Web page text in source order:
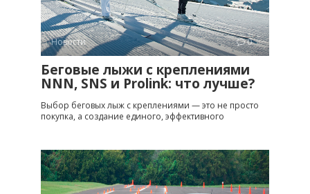
Новости 0
Беговые лыжи с креплениями
NNN, SNS и Prolink: что лучше?
Выбор беговых лыж с креплениями — это не просто
покупка, а создание единого, эффективного